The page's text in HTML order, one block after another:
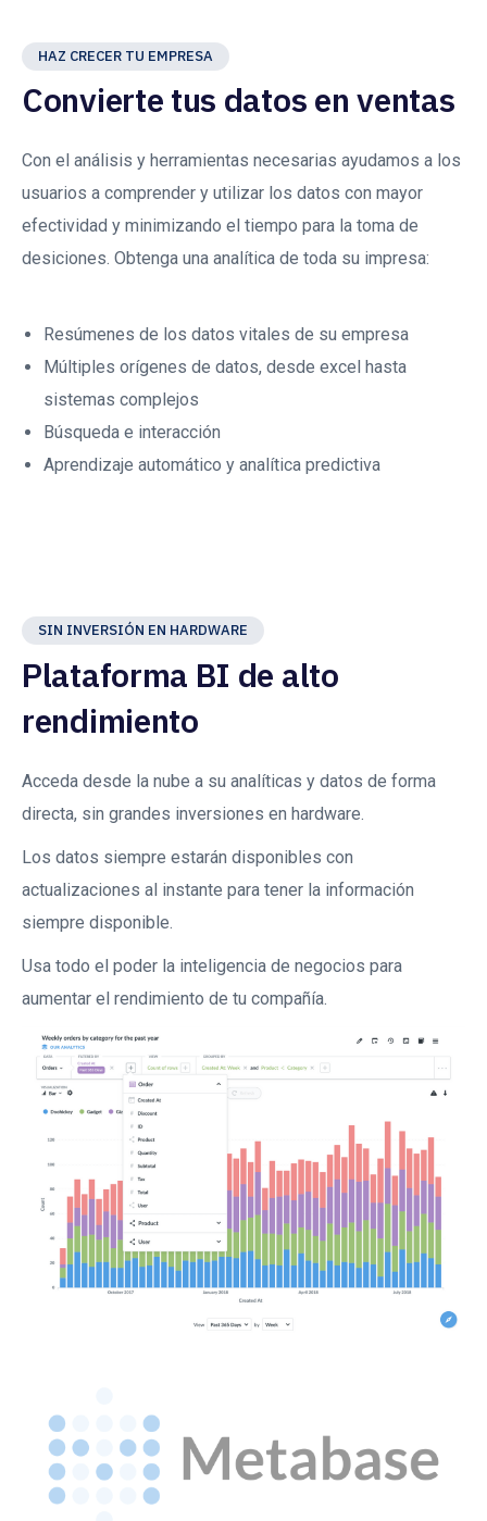
HAZ CRECER TU EMPRESA
Convierte tus datos en ventas
Con el análisis y herramientas necesarias ayudamos a los
usuarios a comprender y utilizar los datos con mayor
efectividad y minimizando el tiempo para la toma de
desiciones. Obtenga una analítica de toda su impresa:
Resúmenes de los datos vitales de su empresa
Múltiples orígenes de datos, desde excel hasta
sistemas complejos
Búsqueda e interacción
Aprendizaje automático y analítica predictiva
SIN INVERSIÓN EN HARDWARE
Plataforma BI de alto
rendimiento
Acceda desde la nube a su analíticas y datos de forma
directa, sin grandes inversiones en hardware.
Los datos siempre estarán disponibles con
actualizaciones al instante para tener la información
siempre disponible.
Usa todo el poder la inteligencia de negocios para
aumentar el rendimiento de tu compañía.